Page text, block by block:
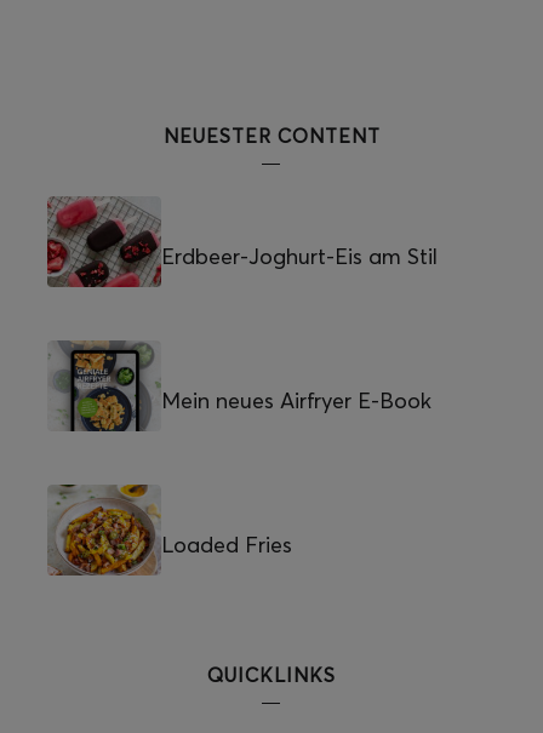
NEUESTER CONTENT
Erdbeer-Joghurt-Eis am Stil
Mein neues Airfryer E-Book
Loaded Fries
QUICKLINKS